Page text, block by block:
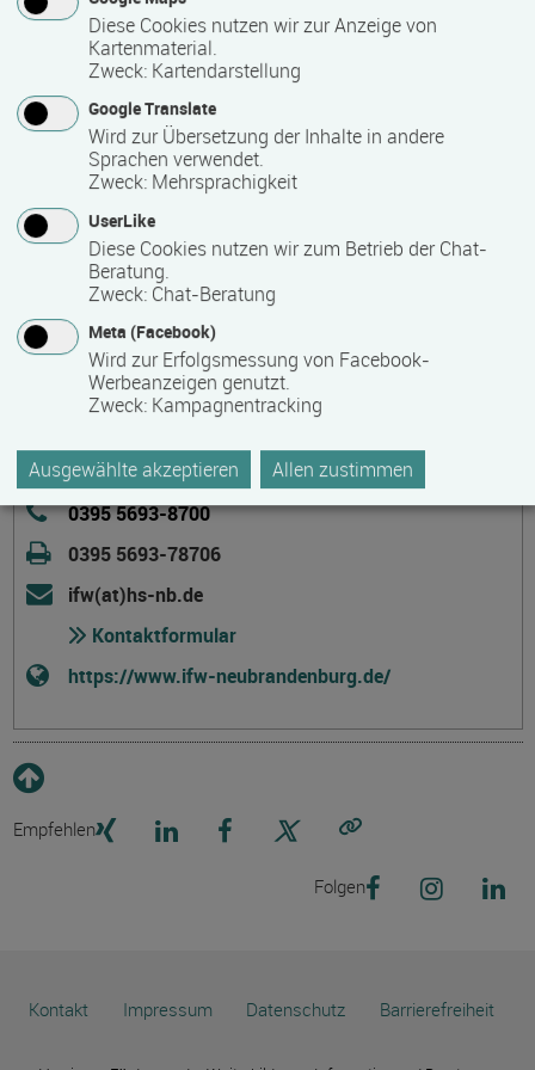
schulen zu lassen. Eine äußerst effektive und preiswerte
Möglichkeit.
Sprechen auch Sie uns gern an bei eigenem Bedarf!
Kontakt
Institut für Weiterbildung (IfW) an der Hochschule
Neubrandenburg e.V.
Brodaer Straße 2
17033 Neubrandenburg
Deutschland
0395 5693-8700
0395 5693-78706
ifw(at)hs-nb.de
Kontaktformular
https://www.ifw-neubrandenburg.de/
Empfehlen
Folgen
Kontakt Impressum Datenschutz Barrierefreiheit
Diese Cookies nutzen wir zur Anzeige von
Kartenmaterial.
Zweck: Kartendarstellung
Google Translate
Wird zur Übersetzung der Inhalte in andere
Sprachen verwendet.
Zweck: Mehrsprachigkeit
UserLike
Diese Cookies nutzen wir zum Betrieb der Chat-
Beratung.
Zweck: Chat-Beratung
Meta (Facebook)
Wird zur Erfolgsmessung von Facebook-
Werbeanzeigen genutzt.
Zweck: Kampagnentracking
Ausgewählte akzeptieren Allen zustimmen